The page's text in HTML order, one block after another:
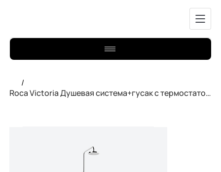
/
Roca Victoria Душевая система+гусак с термостатом. A5A2718C00